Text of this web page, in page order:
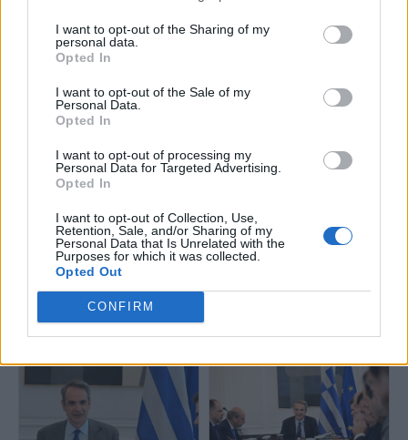
I want to opt-out of the Sharing of my
personal data.
Opted In
I want to opt-out of the Sale of my
Personal Data.
Opted In
I want to opt-out of processing my
Personal Data for Targeted Advertising.
Opted In
I want to opt-out of Collection, Use,
Retention, Sale, and/or Sharing of my
Personal Data that Is Unrelated with the
Purposes for which it was collected.
Opted Out
CONFIRM
Αναβαθμίζονται 238 σχολεία –
Έμφαση σε ασφάλεια,
Σε Β' φάση «μπαίνει» το
προβλέπεται να γίνουν στα
Κ.Μητσοτάκης: Στόχος μας να
επισκευάσουμε όλα τα κτήρια
του Γηροκομείου Αθηνών και
να φιλοξενούνται 500 άτομα
Συνάντηση Μητσοτάκη με
Λυκείου Αθηνών που